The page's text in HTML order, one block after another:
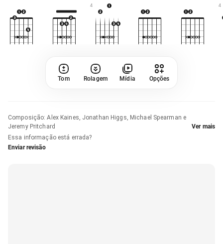
4 4
Tom Rolagem Mídia Opções
Composição:Alex Kaines, Jonathan Higgs, Michael Spearman e
Jeremy Pritchard
Ver mais
Essa informação está errada?
Enviar revisão